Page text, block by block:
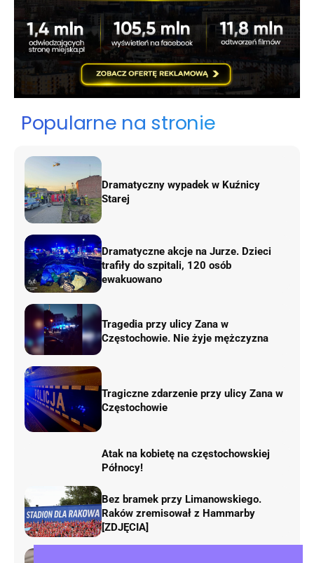
Popularne na stronie
Dramatyczny wypadek w Kuźnicy
Starej
Dramatyczne akcje na Jurze. Dzieci
trafiły do szpitali, 120 osób
ewakuowano
Tragedia przy ulicy Zana w
Częstochowie. Nie żyje mężczyzna
Tragiczne zdarzenie przy ulicy Zana w
Częstochowie
Atak na kobietę na częstochowskiej
Północy!
Bez bramek przy Limanowskiego.
Raków zremisował z Hammarby
[ZDJĘCIA]